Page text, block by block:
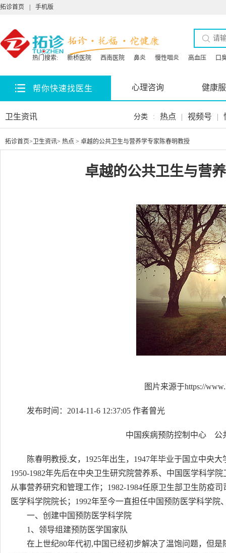
拓诊首页 手机版
热门搜索: 新桥医院 西南医院 鼻炎 慢性咽炎 高血压 口
帮你快速找医生 心理咨询 健康
卫生资讯 分类 : 热点 | 视频号 |
拓诊首页> 卫生资讯> 热点 > 卓越的公共卫生与营养学专家陈春明教授
卓越的公共卫生与营
图片来源于https://
发布时间：2014-11-6 12:37:05 作者曾光
中国疾病预防控制中心 公共卫生
陈春明教授,女，1925年出生，1947年毕业于国立中央
1950-1982年先后在中央卫生研究院营养系、中国医学科学
从事营养研究和管理工作；1982-1984任原卫生部卫生防疫
医学科学院院长；1992年至今一直担任中国预防医学科学
一、创建中国预防医学科学院
1、领导组建预防医学国家队
在上世纪80年代初,中国已经初步解决了温饱问题，但是